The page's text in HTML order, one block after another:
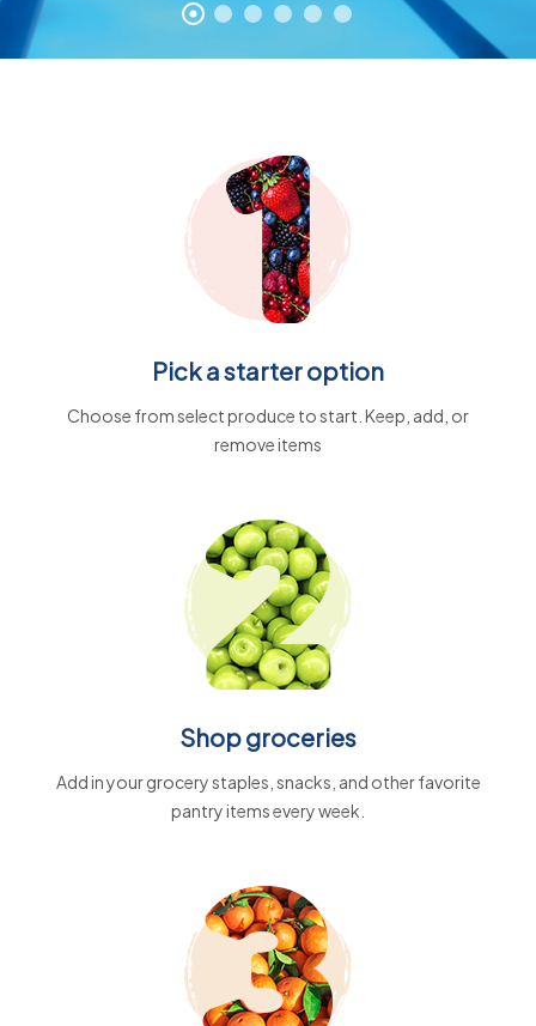
Pick a starter option
Choose from select produce to start. Keep, add, or
remove items
Shop groceries
Add in your grocery staples, snacks, and other favorite
pantry items every week.